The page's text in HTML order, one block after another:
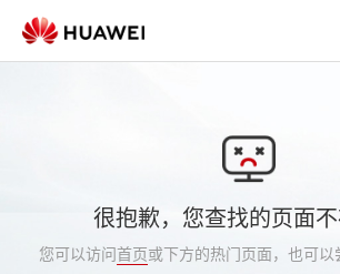
很抱歉，您查找的页面
您可以访问首页或下方的热门页面，也可以